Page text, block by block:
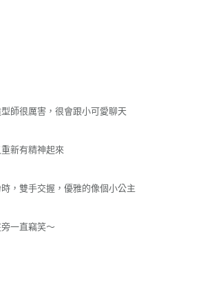
師很厲害，很會跟小可愛聊天
新有精神起來
，雙手交握，優雅的像個小公主
一直竊笑～